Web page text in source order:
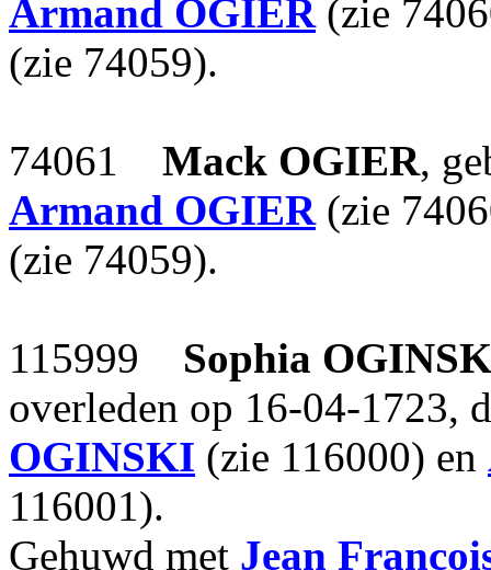
Armand OGIER(zie
(zie 74059).
74061 Mack OGIER,
Armand OGIER(zie
(zie 74059).
115999 Sophia
overleden op 16-04-1723,
OGINSKI (zie 116000) en
116001).
Gehuwd met Jean